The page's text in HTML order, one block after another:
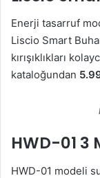
Enerji tasarruf
Liscio Smart
kırışıklıkları
kataloğundan
HWD-01 3
HWD-01 modeli